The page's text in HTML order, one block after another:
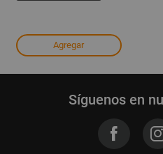
Agregar
Síguenos en